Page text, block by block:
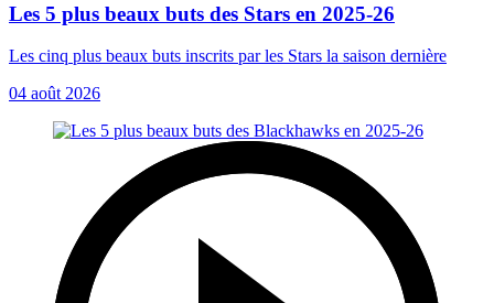
Les 5 plus beaux buts des Stars en 2025-26
Les cinq plus beaux buts inscrits par les Stars la saison dernière
04 août 2026